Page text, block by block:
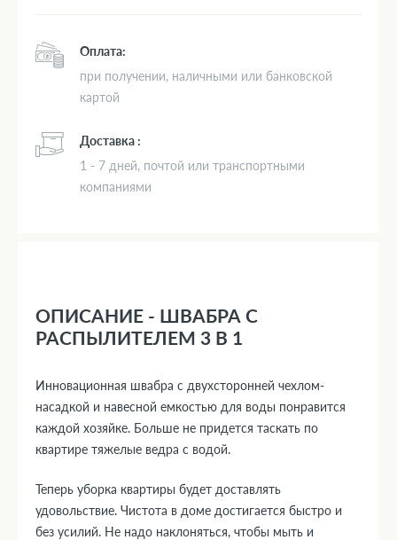
Оплата:
при получении, наличными или банковской
картой
Доставка :
1 - 7 дней, почтой или транспортными
компаниями
ОПИСАНИЕ - ШВАБРА С
РАСПЫЛИТЕЛЕМ 3 В 1
Инновационная швабра с двухсторонней чехлом-
насадкой и навесной емкостью для воды понравится
каждой хозяйке. Больше не придется таскать по
квартире тяжелые ведра с водой.
Теперь уборка квартиры будет доставлять
удовольствие. Чистота в доме достигается быстро и
без усилий. Не надо наклоняться, чтобы мыть и